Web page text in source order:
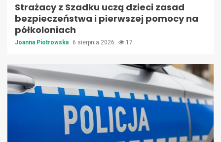
Strażacy z Szadku uczą dzieci zasad
bezpieczeństwa i pierwszej pomocy na
półkoloniach
Joanna Piotrowska 6 sierpnia 2026 17